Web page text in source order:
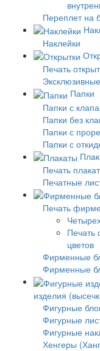
Переплет на
Наклейки
Печать
Папки
Папки с
Папки без
Папки с
Папки с
Печать
Печатные
Печать
Печать
цветов
Фирменные
Фирменные
изделия
Фигурные
Фигурные
Фигурные
Хенгеры